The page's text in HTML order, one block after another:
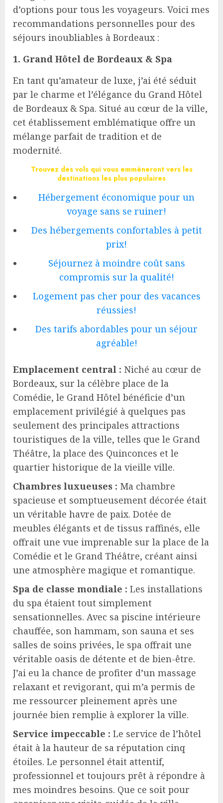
d’options pour tous les voyageurs. Voici mes
recommandations personnelles pour des
séjours inoubliables à Bordeaux :
1. Grand Hôtel de Bordeaux & Spa
En tant qu’amateur de luxe, j’ai été séduit
par le charme et l’élégance du Grand Hôtel
de Bordeaux & Spa. Situé au cœur de la ville,
cet établissement emblématique offre un
mélange parfait de tradition et de
modernité.
Trouvez des vols qui vous emmèneront vers les
destinations les plus populaires
Hébergement économique pour un
voyage sans se ruiner!
Des hébergements confortables à petit
prix!
Séjournez à moindre coût sans
compromis sur la qualité!
Logement pas cher pour des vacances
réussies!
Des tarifs abordables pour un séjour
agréable!
Emplacement central : Niché au cœur de
Bordeaux, sur la célèbre place de la
Comédie, le Grand Hôtel bénéficie d’un
emplacement privilégié à quelques pas
seulement des principales attractions
touristiques de la ville, telles que le Grand
Théâtre, la place des Quinconces et le
quartier historique de la vieille ville.
Chambres luxueuses : Ma chambre
spacieuse et somptueusement décorée était
un véritable havre de paix. Dotée de
meubles élégants et de tissus raffinés, elle
offrait une vue imprenable sur la place de la
Comédie et le Grand Théâtre, créant ainsi
une atmosphère magique et romantique.
Spa de classe mondiale : Les installations
du spa étaient tout simplement
sensationnelles. Avec sa piscine intérieure
chauffée, son hammam, son sauna et ses
salles de soins privées, le spa offrait une
véritable oasis de détente et de bien-être.
J’ai eu la chance de profiter d’un massage
relaxant et revigorant, qui m’a permis de
me ressourcer pleinement après une
journée bien remplie à explorer la ville.
Service impeccable : Le service de l’hôtel
était à la hauteur de sa réputation cinq
étoiles. Le personnel était attentif,
professionnel et toujours prêt à répondre à
mes moindres besoins. Que ce soit pour